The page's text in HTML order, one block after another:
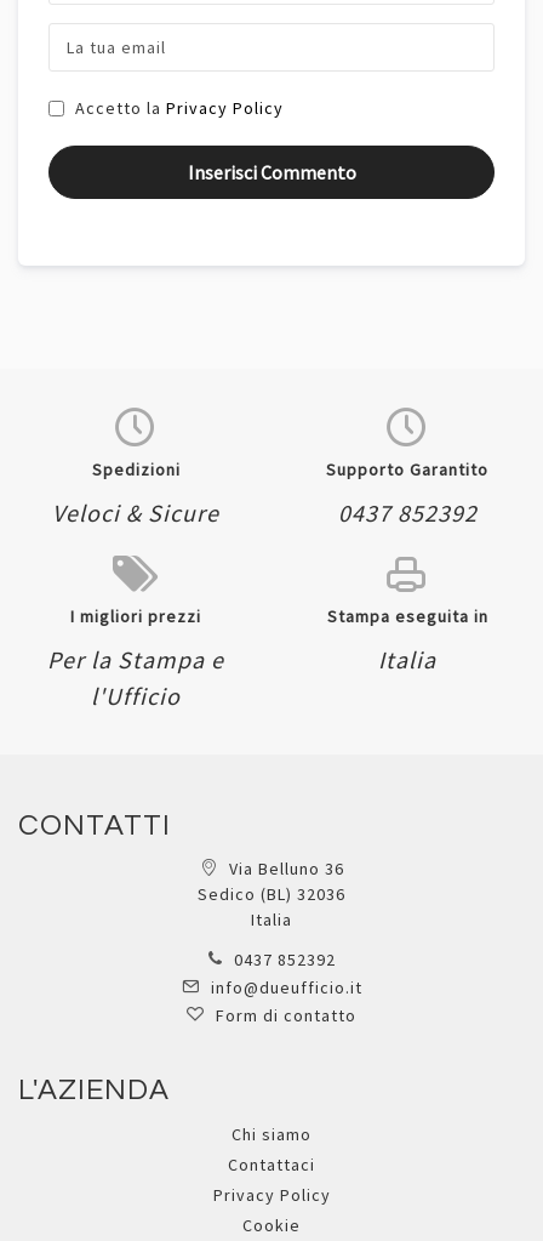
Accetto la Privacy Policy
Inserisci Commento
Spedizioni
Veloci & Sicure
Supporto Garantito
0437 852392
I migliori prezzi
Per la Stampa e
l'Ufficio
Stampa eseguita in
Italia
CONTATTI
Via Belluno 36
Sedico (BL) 32036
Italia
0437 852392
info@dueufficio.it
Form di contatto
L'AZIENDA
Chi siamo
Contattaci
Privacy Policy
Cookie